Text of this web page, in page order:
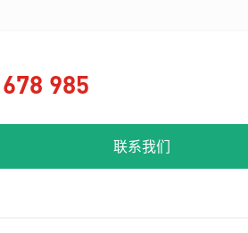
985
联系我们